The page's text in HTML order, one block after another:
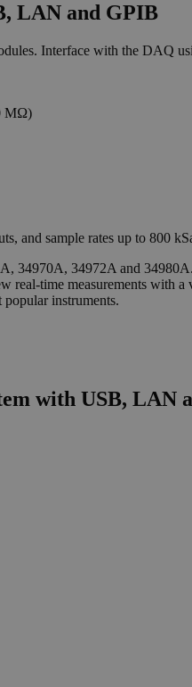
LAN and GPIB
Interface with the DAQ
MΩ)
and sample rates up to 800
34972A and
real-time measurements with
instruments.
with USB, LAN